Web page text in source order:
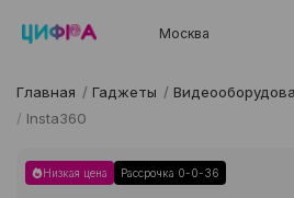
Москва
Главная / Гаджеты /
/ Insta360
Низкая цена Рассрочка 0-0-36